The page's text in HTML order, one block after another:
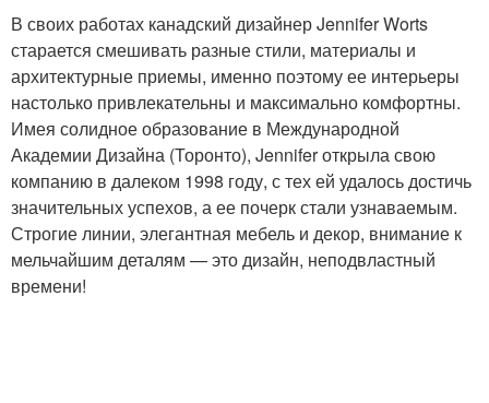
В своих работах канадский дизайнер Jennifer Worts
старается смешивать разные стили, материалы и
архитектурные приемы, именно поэтому ее интерьеры
настолько привлекательны и максимально комфортны.
Имея солидное образование в Международной
Академии Дизайна (Торонто), Jennifer открыла свою
компанию в далеком 1998 году, с тех ей удалось достичь
значительных успехов, а ее почерк стали узнаваемым.
Строгие линии, элегантная мебель и декор, внимание к
мельчайшим деталям — это дизайн, неподвластный
времени!